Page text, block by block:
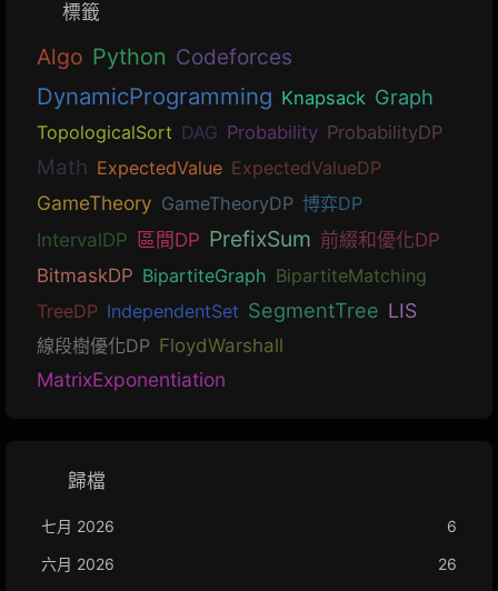
標籤
Algo Python Codeforces
DynamicProgramming Knapsack Graph
TopologicalSort DAG Probability ProbabilityDP
Math ExpectedValue ExpectedValueDP
GameTheory GameTheoryDP 博弈DP
IntervalDP 區間DP PrefixSum 前綴和優化DP
BitmaskDP BipartiteGraph BipartiteMatching
TreeDP IndependentSet SegmentTree LIS
線段樹優化DP FloydWarshall
MatrixExponentiation
歸檔
七月 2026
6
六月 2026
26